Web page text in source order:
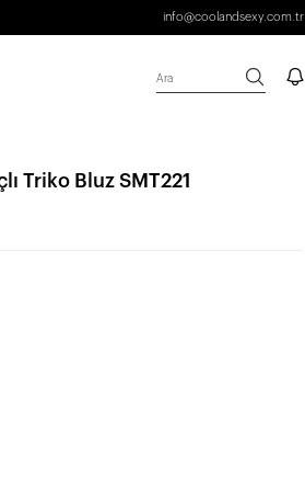
info@coolandsexy.com.tr
Ara
Triko Bluz SMT221